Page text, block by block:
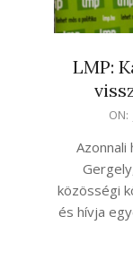
LMP:
ON:
Azonnali
közösségi
és hívja